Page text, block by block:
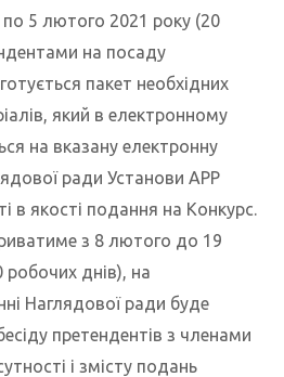
по 5 лютого 2021 року (20
на посаду
пакет необхідних
який в електронному
на вказану електронну
ради Установи АРР
в якості подання на Конкурс.
з 8 лютого до 19
днів), на
Наглядової ради буде
претендентів з членами
і змісту подань